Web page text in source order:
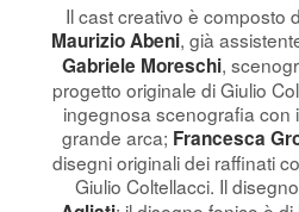
Il cast creativo è composto
Maurizio Abeni, già
Gabriele Moreschi,
progetto originale di Giulio
ingegnosa scenografia con
grande arca; Francesca
disegni originali dei raffinati
Giulio Coltellacci. Il